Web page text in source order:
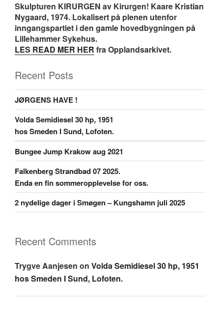
Skulpturen KIRURGEN av Kirurgen! Kaare Kristian
Nygaard, 1974. Lokalisert på plenen utenfor
inngangspartiet i den gamle hovedbygningen på
Lillehammer Sykehus.
LES READ MER HER fra Opplandsarkivet.
Recent Posts
JØRGENS HAVE !
Volda Semidiesel 30 hp, 1951
hos Smeden I Sund, Lofoten.
Bungee Jump Krakow aug 2021
Falkenberg Strandbad 07 2025.
Enda en fin sommeropplevelse for oss.
2 nydelige dager i Smøgen – Kungshamn juli 2025
Recent Comments
Trygve Aanjesen on Volda Semidiesel 30 hp, 1951
hos Smeden I Sund, Lofoten.